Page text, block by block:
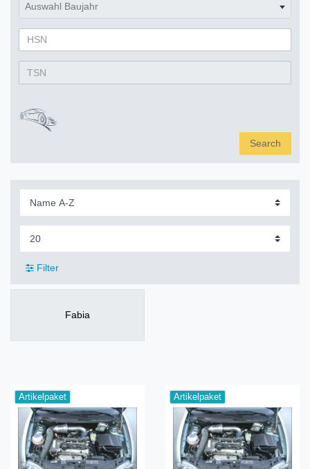
Auswahl Baujahr
Search
Filter
Fabia
Artikelpaket Artikelpaket